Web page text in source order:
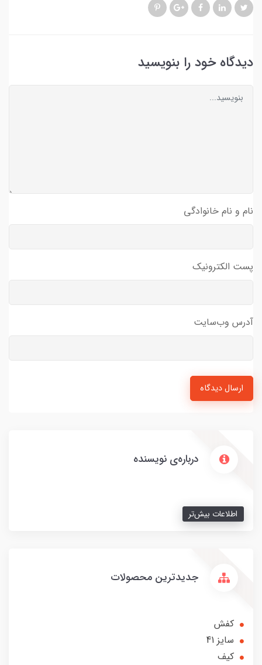
دیدگاه خود را بنویسید
نام و نام خانوادگی
پست الکترونیک
آدرس وب‌سایت
ارسال دیدگاه
درباره‌ی نویسنده
اطلاعات بیش‌تر
جدیدترین محصولات
کفش
سایز 41
کیف